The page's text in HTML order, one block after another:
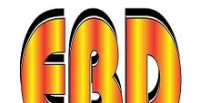
para
conteúdo